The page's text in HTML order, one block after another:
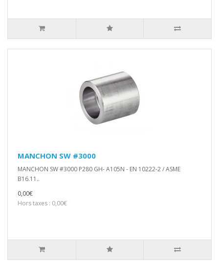
MANCHON SW #3000
MANCHON SW #3000 P280 GH- A105N - EN 10222-2 / ASME
B16.11..
0,00€
Hors taxes : 0,00€